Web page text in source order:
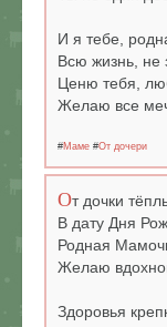
И я тебе,
Всю жизнь, не
Ценю тебя,
Желаю все
#Маме #От дочери
От дочки
В дату Дня
Родная
Желаю
Здоровья